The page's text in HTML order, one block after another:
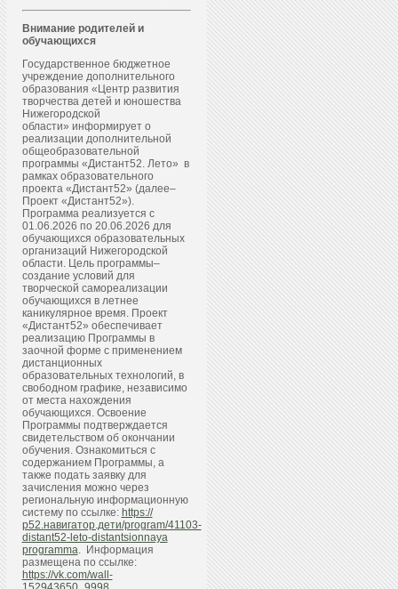
Внимание родителей и
обучающихся
Государственное бюджетное
учреждение дополнительного
образования «Центр развития
творчества детей и юношества
Нижегородской
области» информирует о
реализации дополнительной
общеобразовательной
программы «Дистант52. Лето» в
рамках образовательного
проекта «Дистант52» (далее–
Проект «Дистант52»).
Программа реализуется с
01.06.2026 по 20.06.2026 для
обучающихся образовательных
организаций Нижегородской
области. Цель программы–
создание условий для
творческой самореализации
обучающихся в летнее
каникулярное время. Проект
«Дистант52» обеспечивает
реализацию Программы в
заочной форме с применением
дистанционных
образовательных технологий, в
свободном графике, независимо
от места нахождения
обучающихся. Освоение
Программы подтверждается
свидетельством об окончании
обучения. Ознакомиться с
содержанием Программы, а
также подать заявку для
зачисления можно через
региональную информационную
систему по ссылке: https://
р52.навигатор.дети/program/41103-
distant52-leto-distantsionnaya
programma. Информация
размещена по ссылке:
https://vk.com/wall-